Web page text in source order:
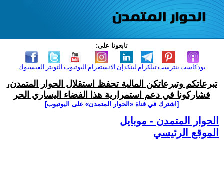
تابعونا على:
الفيسبوك التويتر اليوتيوب الانستغرام لينكدإن تيلكرامبنترست بودكاست
تبرعاتكم وتبرعاتكن المالية تحفظ استقلال الحوار المتمدن،
فشاركونا في دعم استمرارية هذا الفضاء اليساري الحر
[اشترك في قناة ‫«الحوار المتمدن» على اليوتيوب]
الحوار المتمدن - موبايل
الموقع الرئيسي